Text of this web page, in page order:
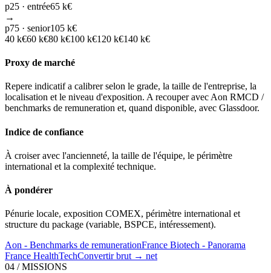
p25 · entrée65 k€
→
p75 · senior105 k€
40 k€60 k€80 k€100 k€120 k€140 k€
Proxy de marché
Repere indicatif a calibrer selon le grade, la taille de l'entreprise, la
localisation et le niveau d'exposition. A recouper avec Aon RMCD /
benchmarks de remuneration et, quand disponible, avec Glassdoor.
Indice de confiance
À croiser avec l'ancienneté, la taille de l'équipe, le périmètre
international et la complexité technique.
À pondérer
Pénurie locale, exposition COMEX, périmètre international et
structure du package (variable, BSPCE, intéressement).
Aon - Benchmarks de remunerationFrance Biotech - Panorama
France HealthTechConvertir brut → net
04 / MISSIONS